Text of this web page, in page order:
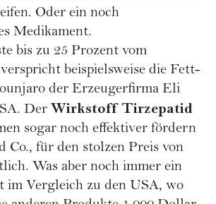
Oder ein noch
Medikament.
bis zu 25 Prozent vom
beispielsweise die Fett-
der Erzeugerfirma Eli
Der Wirkstoff Tirzepatid
sogar noch effektiver fördern
Co., für den stolzen Preis von
Was aber noch immer ein
im Vergleich zu den USA, wo